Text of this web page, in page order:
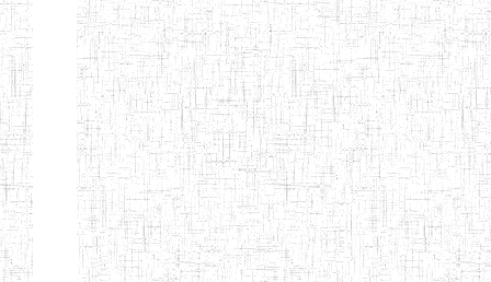
COLLEGE
KENCHOLIA
TEACHER'S
TRAINING
COLLEGE
"K.T.T.C NDOP"
15/09/2015 ENIEG
ENIEG PRIVEE
01/09/2015 ENIEG